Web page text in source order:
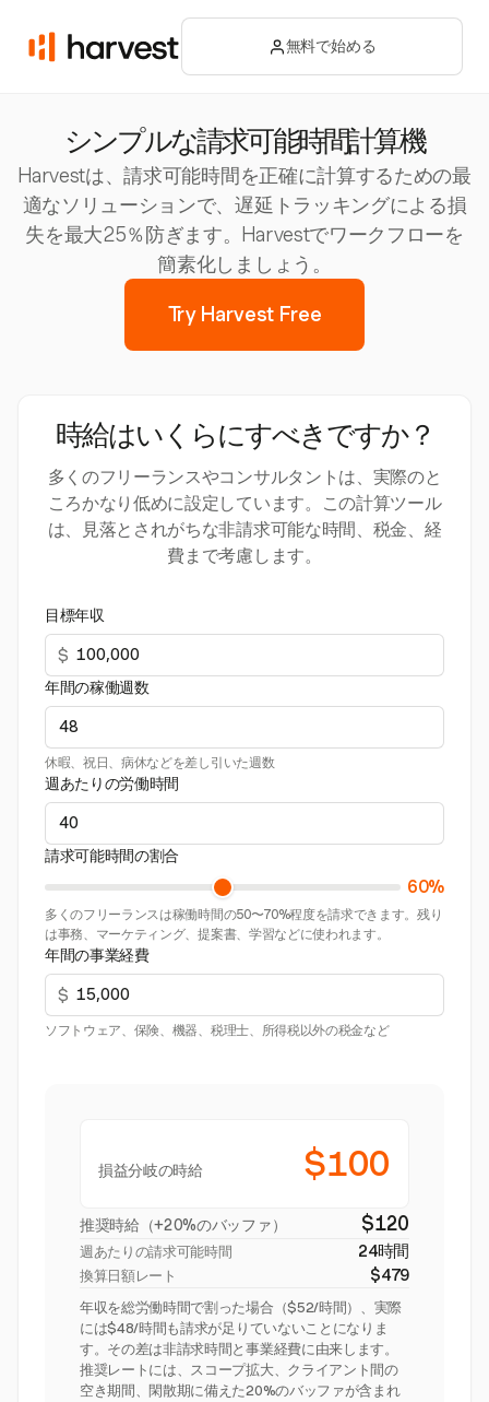
無料で始める
シンプルな請求可能時間計算機
Harvestは、請求可能時間を正確に計算するための最
適なソリューションで、遅延トラッキングによる損
失を最大25％防ぎます。Harvestでワークフローを
簡素化しましょう。
Try Harvest Free
時給はいくらにすべきですか？
多くのフリーランスやコンサルタントは、実際のと
ころかなり低めに設定しています。この計算ツール
は、見落とされがちな非請求可能な時間、税金、経
費まで考慮します。
目標年収
$
年間の稼働週数
休暇、祝日、病休などを差し引いた週数
週あたりの労働時間
請求可能時間の割合
60%
多くのフリーランスは稼働時間の50〜70%程度を請求できます。残り
は事務、マーケティング、提案書、学習などに使われます。
年間の事業経費
$
ソフトウェア、保険、機器、税理士、所得税以外の税金など
損益分岐の時給 $100
推奨時給（+20%のバッファ） $120
週あたりの請求可能時間 24時間
換算日額レート $479
年収を総労働時間で割った場合（$52/時間）、実際
には$48/時間も請求が足りていないことになりま
す。その差は非請求時間と事業経費に由来します。
推奨レートには、スコープ拡大、クライアント間の
空き期間、閑散期に備えた20%のバッファが含まれ